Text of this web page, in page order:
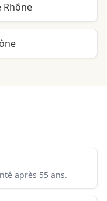
Rhône
après 55 ans.